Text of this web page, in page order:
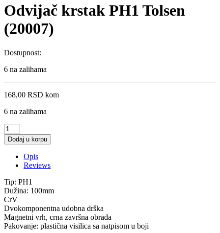
Odvijač krstak PH1 Tolsen
(20007)
Dostupnost:
6 na zalihama
168,00 RSD kom
6 na zalihama
Odvijač
krstak
PH1
Tolsen
(20007)
quantity
Dodaj u korpu
Opis
Reviews
Tip: PH1
Dužina: 100mm
CrV
Dvokomponentna udobna drška
Magnetni vrh, crna završna obrada
Pakovanje: plastična visilica sa natpisom u boji